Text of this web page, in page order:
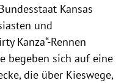
Kansas
und
Kanza“-Rennen
begeben sich auf eine
die über Kieswege,